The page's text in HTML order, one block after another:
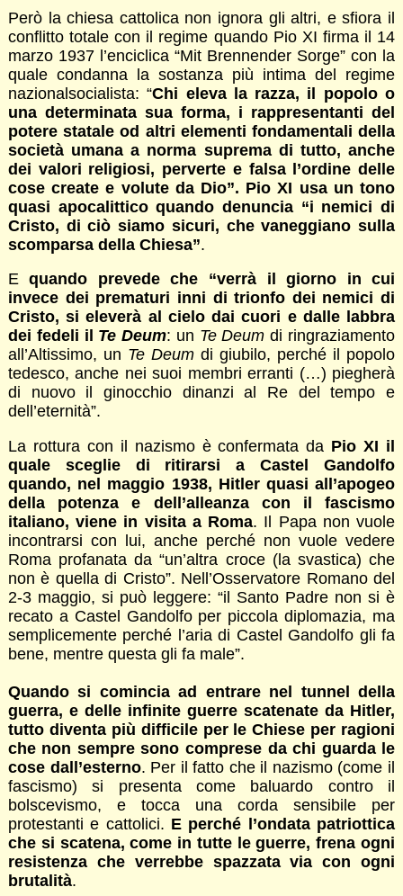
Però la chiesa cattolica non ignora gli altri, e sfiora il
conflitto totale con il regime quando Pio XI firma il 14
marzo 1937 l’enciclica “Mit Brennender Sorge” con la
quale condanna la sostanza più intima del regime
nazionalsocialista: “Chi eleva la razza, il popolo o
una determinata sua forma, i rappresentanti del
potere statale od altri elementi fondamentali della
società umana a norma suprema di tutto, anche
dei valori religiosi, perverte e falsa l’ordine delle
cose create e volute da Dio”. Pio XI usa un tono
quasi apocalittico quando denuncia “i nemici di
Cristo, di ciò siamo sicuri, che vaneggiano sulla
scomparsa della Chiesa”.
Equando prevede che “verrà il giorno in cui
invece dei prematuri inni di trionfo dei nemici di
Cristo, si eleverà al cielo dai cuori e dalle labbra
dei fedeli il Te Deum: un Te Deum di ringraziamento
all’Altissimo, un Te Deum di giubilo, perché il popolo
tedesco, anche nei suoi membri erranti (…) piegherà
di nuovo il ginocchio dinanzi al Re del tempo e
dell’eternità”.
La rottura con il nazismo è confermata da Pio XI il
quale sceglie di ritirarsi a Castel Gandolfo
quando, nel maggio 1938, Hitler quasi all’apogeo
della potenza e dell’alleanza con il fascismo
italiano, viene in visita a Roma. Il Papa non vuole
incontrarsi con lui, anche perché non vuole vedere
Roma profanata da “un’altra croce (la svastica) che
non è quella di Cristo”. Nell’Osservatore Romano del
2-3 maggio, si può leggere: “il Santo Padre non si è
recato a Castel Gandolfo per piccola diplomazia, ma
semplicemente perché l’aria di Castel Gandolfo gli fa
bene, mentre questa gli fa male”.
Quando si comincia ad entrare nel tunnel della
guerra, e delle infinite guerre scatenate da Hitler,
tutto diventa più difficile per le Chiese per ragioni
che non sempre sono comprese da chi guarda le
cose dall’esterno. Per il fatto che il nazismo (come il
fascismo) si presenta come baluardo contro il
bolscevismo, e tocca una corda sensibile per
protestanti e cattolici. E perché l’ondata patriottica
che si scatena, come in tutte le guerre, frena ogni
resistenza che verrebbe spazzata via con ogni
brutalità.